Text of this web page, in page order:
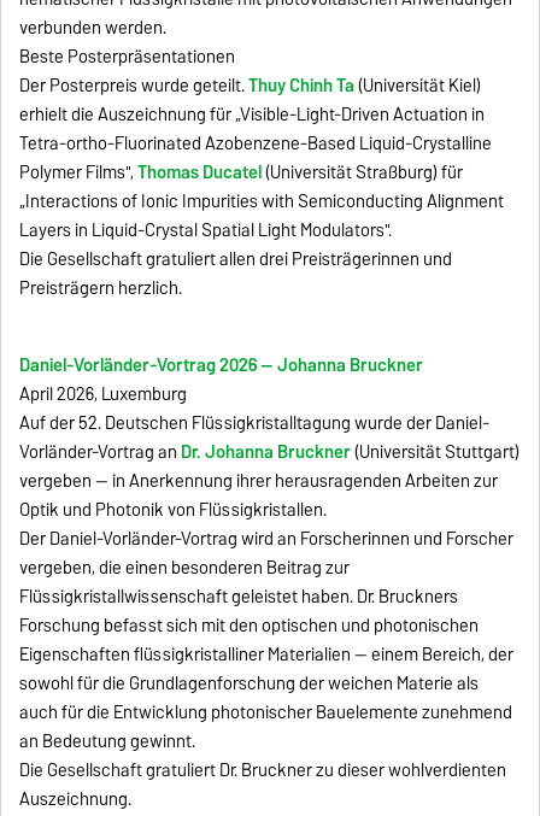
verbunden werden.
Beste Posterpräsentationen
Der Posterpreis wurde geteilt.Thuy Chinh Ta(Universität Kiel)
erhielt die Auszeichnung für „Visible-Light-Driven Actuation in
Tetra-ortho-Fluorinated Azobenzene-Based Liquid-Crystalline
Polymer Films",Thomas Ducatel(Universität Straßburg) für
„Interactions of Ionic Impurities with Semiconducting Alignment
Layers in Liquid-Crystal Spatial Light Modulators".
Die Gesellschaft gratuliert allen drei Preisträgerinnen und
Preisträgern herzlich.
Daniel-Vorländer-Vortrag 2026 — Johanna Bruckner
April 2026, Luxemburg
Auf der 52. Deutschen Flüssigkristalltagung wurde der Daniel-
Vorländer-Vortrag an Dr. Johanna Bruckner(Universität Stuttgart)
vergeben — in Anerkennung ihrer herausragenden Arbeiten zur
Optik und Photonik von Flüssigkristallen.
Der Daniel-Vorländer-Vortrag wird an Forscherinnen und Forscher
vergeben, die einen besonderen Beitrag zur
Flüssigkristallwissenschaft geleistet haben. Dr. Bruckners
Forschung befasst sich mit den optischen und photonischen
Eigenschaften flüssigkristalliner Materialien — einem Bereich, der
sowohl für die Grundlagenforschung der weichen Materie als
auch für die Entwicklung photonischer Bauelemente zunehmend
an Bedeutung gewinnt.
Die Gesellschaft gratuliert Dr. Bruckner zu dieser wohlverdienten
Auszeichnung.